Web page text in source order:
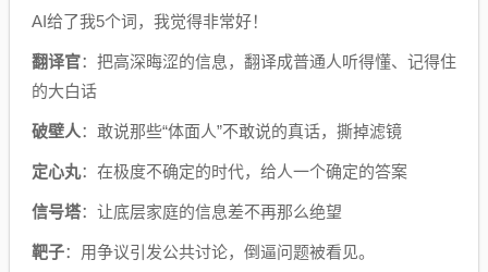
AI给了我5个词，我觉得非常好！
翻译官：把高深晦涩的信息，翻译成普通人听得懂、记得住
的大白话
破壁人：敢说那些“体面人”不敢说的真话，撕掉滤镜
定心丸：在极度不确定的时代，给人一个确定的答案
信号塔：让底层家庭的信息差不再那么绝望
靶子：用争议引发公共讨论，倒逼问题被看见。